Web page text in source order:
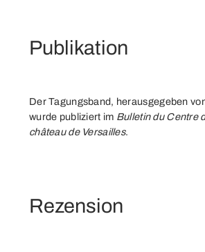
Publikation
Der Tagungsband, herausgegeben
wurde publiziert im Bulletin du Centre
château de Versailles.
Rezension